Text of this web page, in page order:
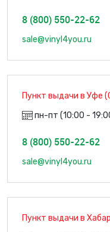
8 (800) 550-22-62
sale@vinyl4you.ru
Пункт выдачи в Уфе
пн-пт (10:00 -
8 (800) 550-22-62
sale@vinyl4you.ru
Пункт выдачи в